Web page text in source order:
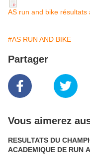
AS run and bike résultats
#AS RUN AND BIKE
Partager
Vous aimerez
RESULTATS DU
ACADEMIQUE DE RUN